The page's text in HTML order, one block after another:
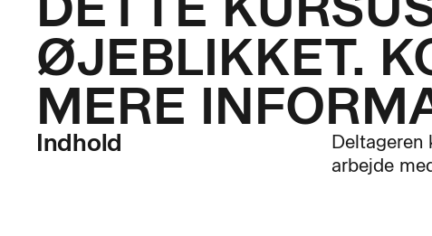
ØJEBLIKKET.
MERE
Indhold
Deltageren
arbejde